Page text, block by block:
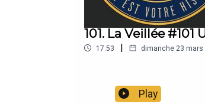
101. La Veillée
17:53 | dimanche 23 mars
Play